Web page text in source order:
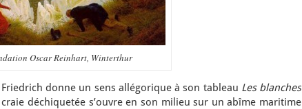
Oscar Reinhart, Winterthur
donne un sens allégorique à son tableau Les blanches
déchiquetée s’ouvre en son milieu sur un abîme maritime